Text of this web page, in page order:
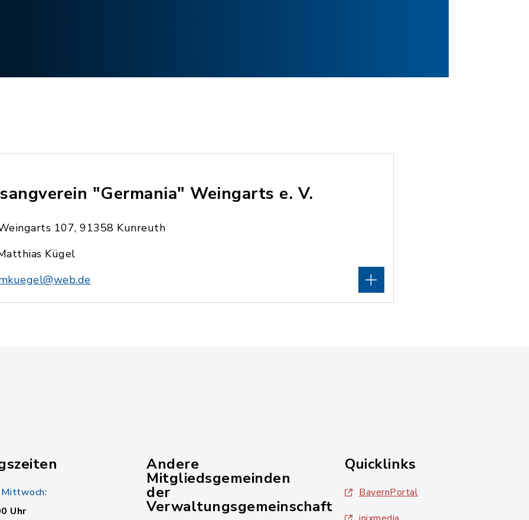
"Germania" Weingarts e. V.
107, 91358 Kunreuth
Kügel
Uhr
Andere
Mitgliedsgemeinden
der
Verwaltungsgemeinschaft
Quicklinks
BayernPortal